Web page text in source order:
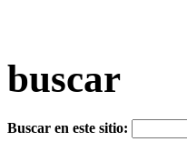
buscar
Buscar en este sitio: